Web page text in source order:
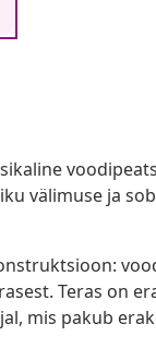
välimuse ja
Teras on
mis pakub